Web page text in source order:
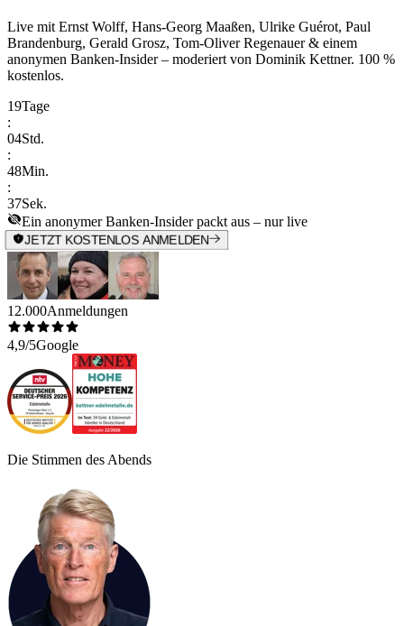
Live mit Ernst Wolff, Hans-Georg Maaßen, Ulrike Guérot, Paul
Brandenburg, Gerald Grosz, Tom-Oliver Regenauer & einem
anonymen Banken-Insider– moderiert von Dominik Kettner. 100 %
kostenlos.
19Tage
:
04Std.
:
48Min.
:
37Sek.
Ein anonymer Banken-Insider packt aus – nur live
JETZT KOSTENLOS ANMELDEN
12.000Anmeldungen
4,9/5Google
Die Stimmen des Abends